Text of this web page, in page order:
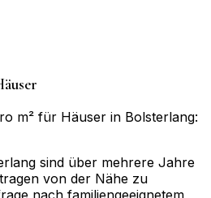
m² für Häuser in Bolsterlang:
sind über mehrere Jahre
von der Nähe zu
nach familiengeeignetem